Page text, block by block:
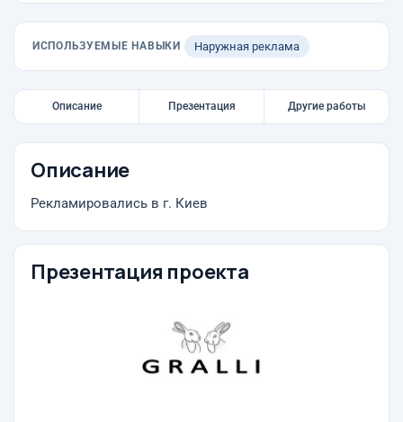
ИСПОЛЬЗУЕМЫЕ НАВЫКИ Наружная реклама
Описание Презентация Другие работы
Описание
Рекламировались в г. Киев
Презентация проекта